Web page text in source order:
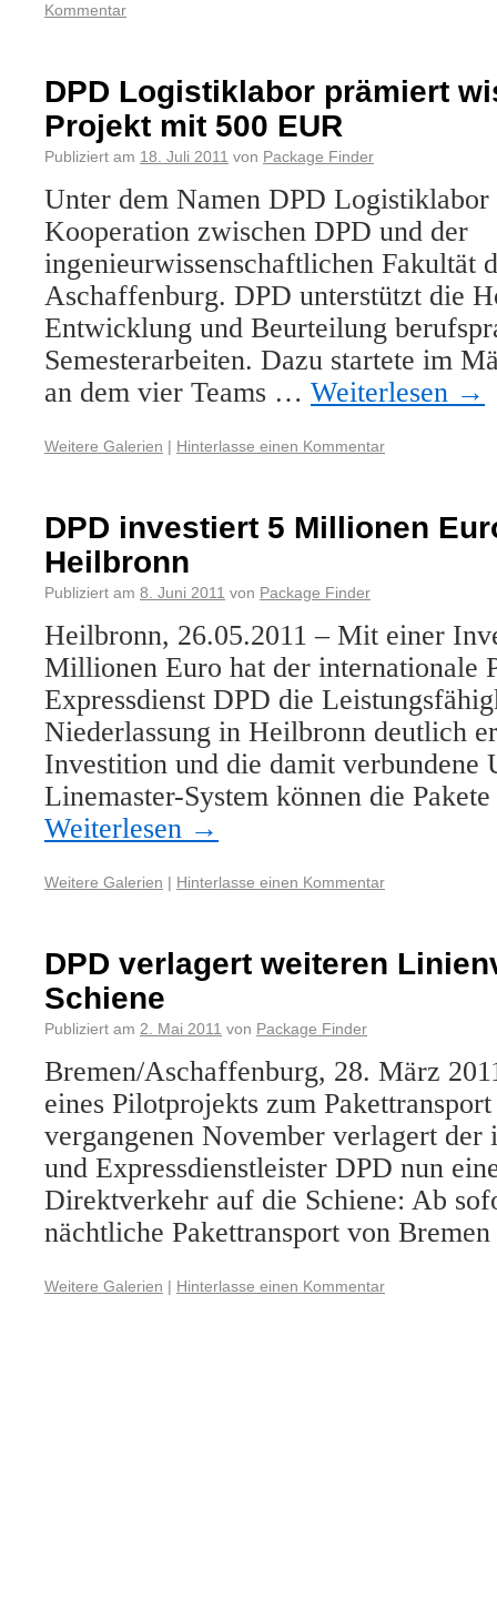
Kommentar
DPD Logistiklabor prämiert
Projekt mit 500 EUR
Publiziert am 18. Juli 2011 von Package Finder
Unter dem Namen DPD Logistiklabor
Kooperation zwischen DPD und der
ingenieurwissenschaftlichen Fakultät
Aschaffenburg. DPD unterstützt die
Entwicklung und Beurteilung
Semesterarbeiten. Dazu startete im
an dem vier Teams … Weiterlesen →
Weitere Galerien | Hinterlasse einen Kommentar
DPD investiert 5 Millionen
Heilbronn
Publiziert am 8. Juni 2011 von Package Finder
Heilbronn, 26.05.2011 – Mit einer
Millionen Euro hat der internationale
Expressdienst DPD die
Niederlassung in Heilbronn deutlich
Investition und die damit verbundene
Linemaster-System können die
Weiterlesen →
Weitere Galerien | Hinterlasse einen Kommentar
DPD verlagert weiteren
Schiene
Publiziert am 2. Mai 2011 von Package Finder
Bremen/Aschaffenburg, 28. März
eines Pilotprojekts zum
vergangenen November verlagert der
und Expressdienstleister DPD nun
Direktverkehr auf die Schiene: Ab
nächtliche Pakettransport von
Weitere Galerien | Hinterlasse einen Kommentar